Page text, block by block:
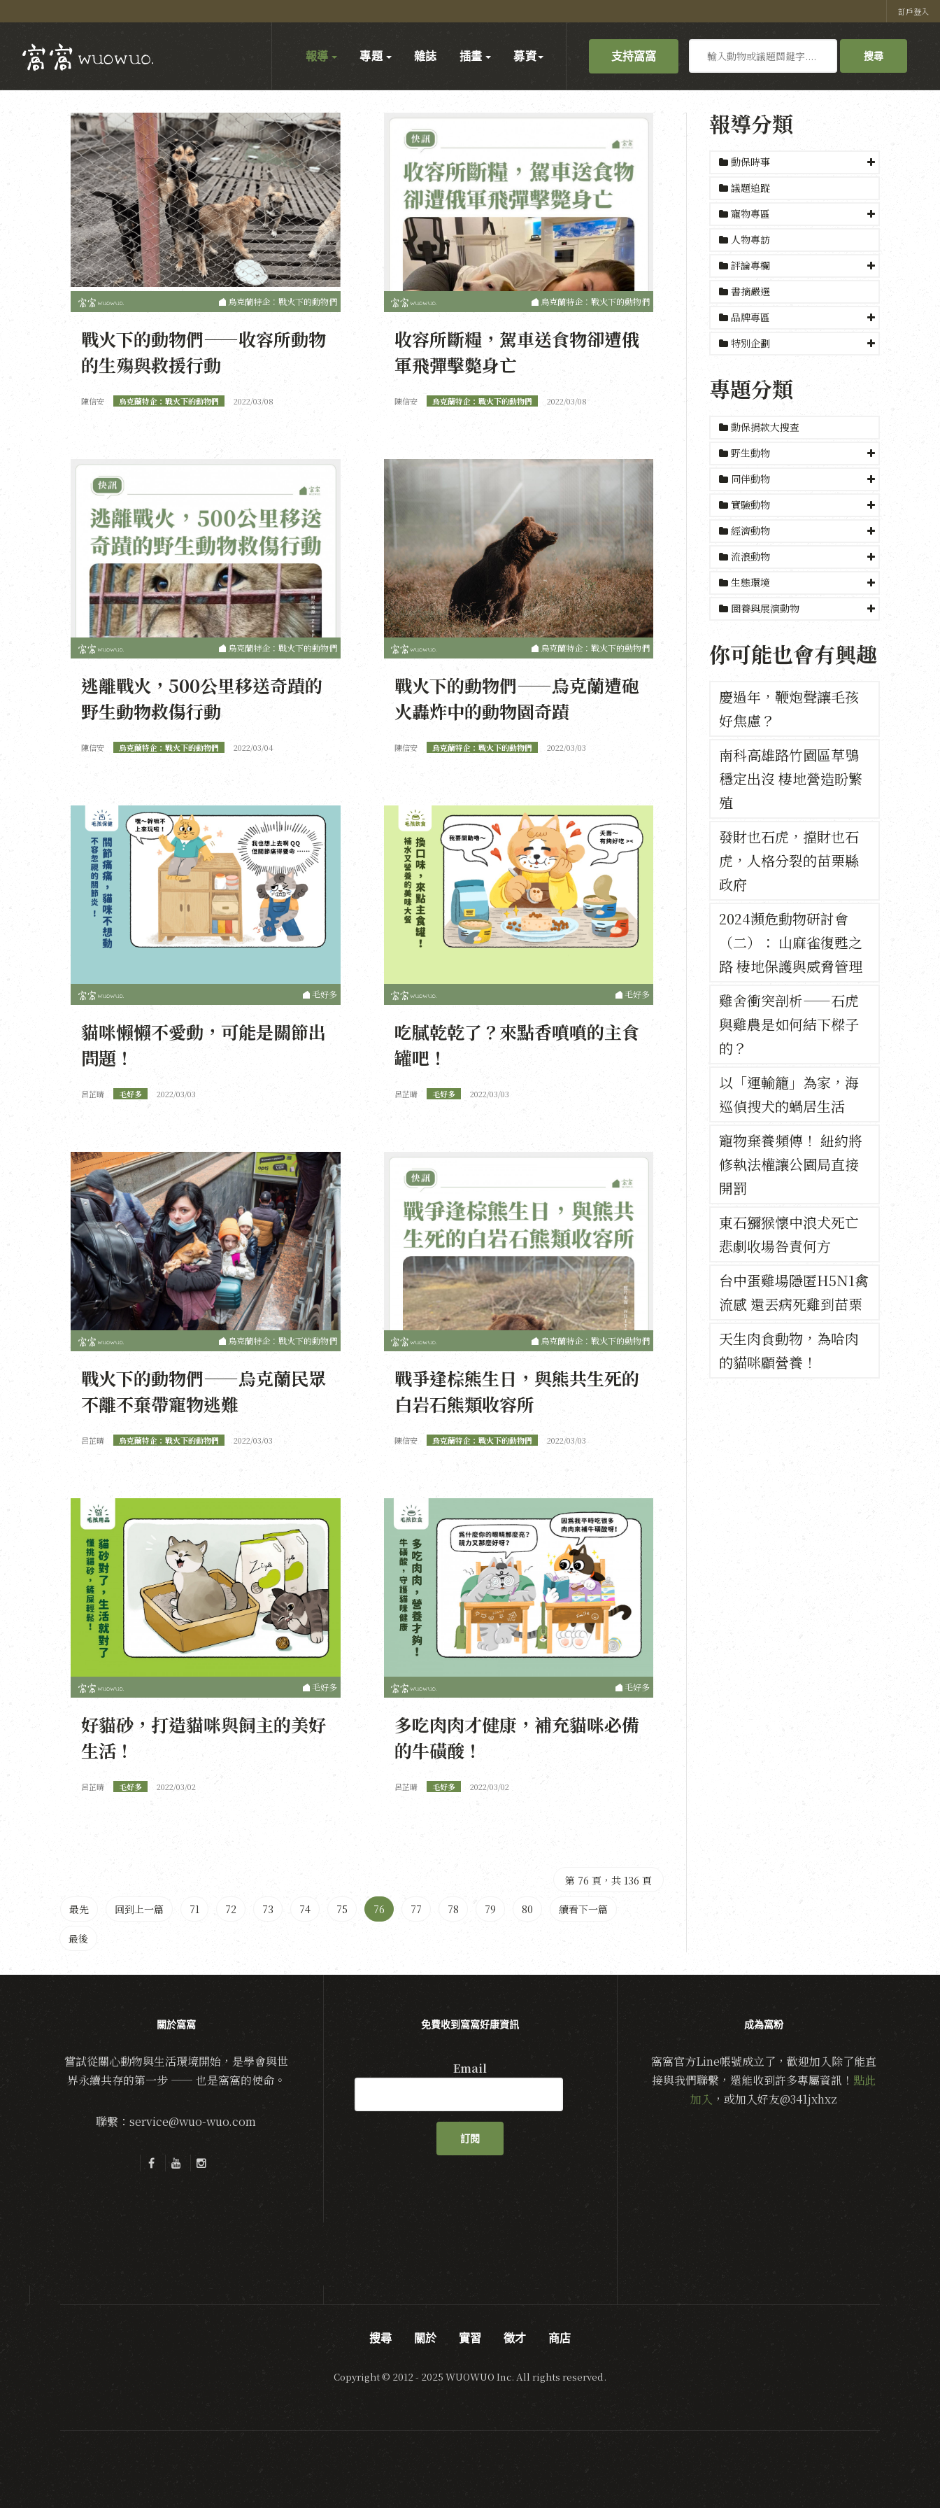
訂戶登入
支持窩窩
尋
搜尋
報導 專題 雜誌 插畫 募資
烏克蘭特企：戰火下的動物們
戰火下的動物們——收容所動物
的生殤與救援行動
陳信安 烏克蘭特企：戰火下的動物們 2022/03/08
烏克蘭特企：戰火下的動物們
收容所斷糧，駕車送食物卻遭俄
軍飛彈擊斃身亡
陳信安 烏克蘭特企：戰火下的動物們 2022/03/08
烏克蘭特企：戰火下的動物們
逃離戰火，500公里移送奇蹟的
野生動物救傷行動
陳信安 烏克蘭特企：戰火下的動物們 2022/03/04
烏克蘭特企：戰火下的動物們
戰火下的動物們——烏克蘭遭砲
火轟炸中的動物園奇蹟
陳信安 烏克蘭特企：戰火下的動物們 2022/03/03
毛好多
貓咪懶懶不愛動，可能是關節出
問題！
呂芷晴 毛好多 2022/03/03
毛好多
吃膩乾乾了？來點香噴噴的主食
罐吧！
呂芷晴 毛好多 2022/03/03
烏克蘭特企：戰火下的動物們
戰火下的動物們——烏克蘭民眾
不離不棄帶寵物逃難
呂芷晴 烏克蘭特企：戰火下的動物們 2022/03/03
烏克蘭特企：戰火下的動物們
戰爭逢棕熊生日，與熊共生死的
白岩石熊類收容所
陳信安 烏克蘭特企：戰火下的動物們 2022/03/03
毛好多
好貓砂，打造貓咪與飼主的美好
生活！
呂芷晴 毛好多 2022/03/02
毛好多
多吃肉肉才健康，補充貓咪必備
的牛磺酸！
呂芷晴 毛好多 2022/03/02
第 76 頁，共 136 頁
最先 回到上一篇 71 72 73 74 75 76 77 78 79 80 續看下一篇
最後
報導分類
動保時事
議題追蹤
寵物專區
人物專訪
評論專欄
書摘嚴選
品牌專區
特別企劃
專題分類
動保捐款大搜查
野生動物
同伴動物
實驗動物
經濟動物
流浪動物
生態環境
圈養與展演動物
你可能也會有興趣
慶過年，鞭炮聲讓毛孩
好焦慮？
南科高雄路竹園區草鴞
穩定出沒 棲地營造盼繁
殖
發財也石虎，擋財也石
虎，人格分裂的苗栗縣
政府
2024瀕危動物研討會
（二）： 山麻雀復甦之
路 棲地保護與威脅管理
雞舍衝突剖析——石虎
與雞農是如何結下樑子
的？
以「運輸籠」為家，海
巡偵搜犬的蝸居生活
寵物棄養頻傳！ 紐約將
修執法權讓公園局直接
開罰
東石獼猴懷中浪犬死亡
悲劇收場咎責何方
台中蛋雞場隱匿H5N1禽
流感 還丟病死雞到苗栗
天生肉食動物，為哈肉
的貓咪顧營養！
關於窩窩
嘗試從關心動物與生活環境開始，是學會與世
界永續共存的第一步 —— 也是窩窩的使命。
聯繫：service@wuo-wuo.com
免費收到窩窩好康資訊
Email
訂閱
成為窩粉
窩窩官方Line帳號成立了，歡迎加入除了能直
接與我們聯繫，還能收到許多專屬資訊！ 點此
加入 ，或加入好友@341jxhxz
搜尋 關於 實習 徵才 商店
Copyright © 2012 - 2025 WUOWUO Inc. All rights reserved.